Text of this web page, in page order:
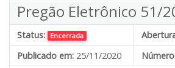
Pregão Eletrônico 51/
Status: Encerrada
Publicado em: 25/11/2020